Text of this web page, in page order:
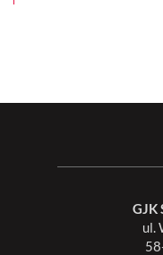
GJK
ul.